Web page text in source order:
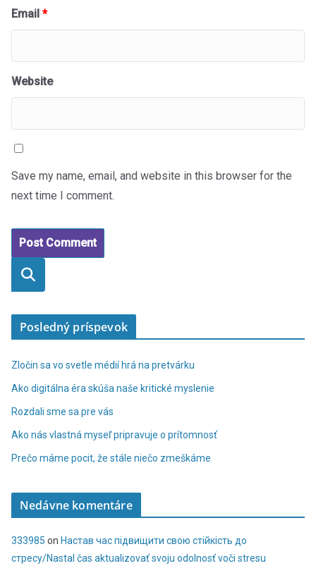
Email *
Website
Save my name, email, and website in this browser for the
next time I comment.
Vyhľadaťť
Posledný príspevok
Zločin sa vo svetle médií hrá na pretvárku
Ako digitálna éra skúša naše kritické myslenie
Rozdali sme sa pre vás
Ako nás vlastná myseľ pripravuje o prítomnosť
Prečo máme pocit, že stále niečo zmeškáme
Nedávne komentáre
333985 on Настав час підвищити свою стійкість до
стресу/Nastal čas aktualizovať svoju odolnosť voči stresu